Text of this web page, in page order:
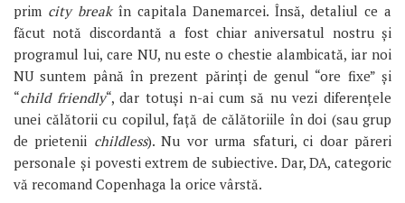
prim city breakîn capitala Danemarcei. Însă, detaliul ce a
făcut notă discordantă a fost chiar aniversatul nostru și
programul lui, care NU, nu este o chestie alambicată, iar noi
NU suntem până în prezent părinți de genul “ore fixe” și
“child friendly“, dar totuși n-ai cum să nu vezi diferențele
unei călătorii cu copilul, față de călătoriile în doi (sau grup
de prietenii childless). Nu vor urma sfaturi, ci doar păreri
personale și povesti extrem de subiective. Dar, DA, categoric
vă recomand Copenhaga la orice vârstă.